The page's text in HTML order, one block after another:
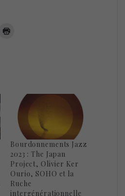
Bourdonnements Jazz
2023 : The Japan
Project, Olivier Ker
Ourio, SOHO et la
Ruche
intergénérationnelle